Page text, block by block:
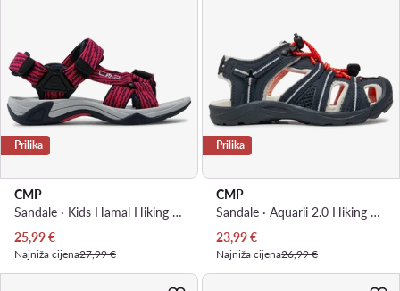
Prilika
CMP
Sandale · Kids Hamal Hiking Sandal 38Q9954 · Ružičasta
Trenutna cijena
25,99€
Najniža cijena27,99 €
Prilika
CMP
Sandale · Aquarii 2.0 Hiking Sandal 30Q9664 · Siva
Trenutna cijena
23,99€
Najniža cijena26,99 €